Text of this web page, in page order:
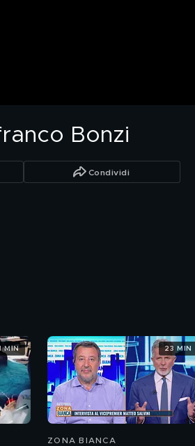
Bonzi
Condividi
MIN
ZONA BIANCA
23 MIN